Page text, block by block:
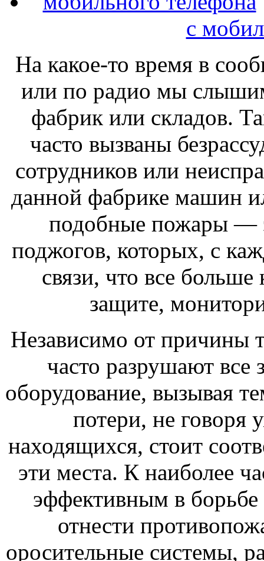
с
На какое-то время в
или по радио мы
фабрик или складов.
часто вызваны
сотрудников или
данной фабрике машин
подобные пожары —
поджогов, которых, с
связи, что все
защите,
Независимо от причины
часто разрушают все
оборудование, вызывая
потери, не говоря
находящихся, стоит
эти места. К наиболее
эффективным в
отнести
оросительные системы,